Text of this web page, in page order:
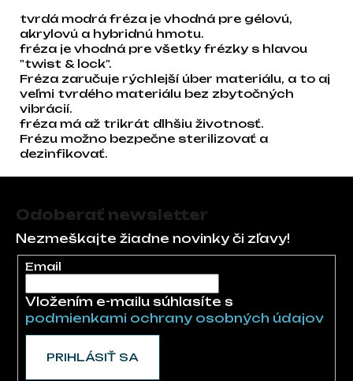
tvrdá modrá fréza je vhodná pre gélovú,
akrylovú a hybridnú hmotu.
fréza je vhodná pre všetky frézky s hlavou
"twist & lock".
Fréza zaručuje rýchlejší úber materiálu, a to aj
veľmi tvrdého materiálu bez zbytočných
vibrácií.
fréza má až trikrát dlhšiu životnosť.
Frézu možno bezpečne sterilizovať a
dezinfikovať.
Odoberať newsletter
Nezmeškajte žiadne novinky či zľavy!
Email
Vložením e-mailu súhlasíte s
podmienkami ochrany osobných údajov
PRIHLÁSIŤ SA